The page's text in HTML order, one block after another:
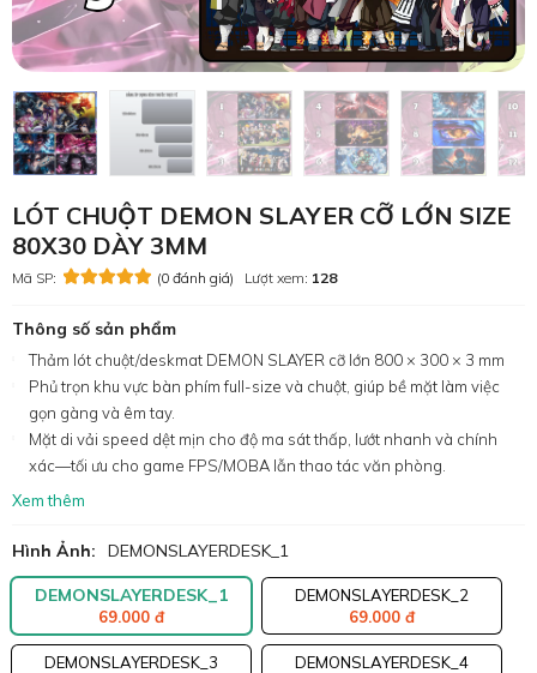
LÓT CHUỘT DEMON SLAYER CỠ LỚN SIZE
80X30 DÀY 3MM
Mã SP: (0 đánh giá) Lượt xem: 128
Thông số sản phẩm
Thảm lót chuột/deskmat DEMON SLAYER cỡ lớn 800 × 300 × 3 mm
Phủ trọn khu vực bàn phím full-size và chuột, giúp bề mặt làm việc
gọn gàng và êm tay.
Mặt di vải speed dệt mịn cho độ ma sát thấp, lướt nhanh và chính
xác—tối ưu cho game FPS/MOBA lẫn thao tác văn phòng.
Xem thêm
Hình Ảnh: DEMONSLAYERDESK_1
DEMONSLAYERDESK_1
69.000 đ
DEMONSLAYERDESK_2
69.000 đ
DEMONSLAYERDESK_3
DEMONSLAYERDESK_4